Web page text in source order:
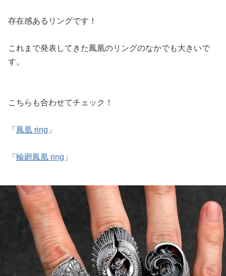
存在感あるリングです！
これまで発表してきた鳳凰のリングのなかでも大きいで
す。
こちらも合わせてチェック！
「 鳳凰 ring 」
「 輪廻鳳凰 ring 」